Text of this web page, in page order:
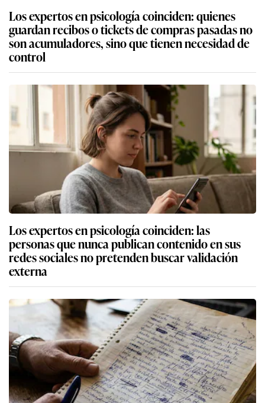
Los expertos en psicología coinciden: quienes
guardan recibos o tickets de compras pasadas no
son acumuladores, sino que tienen necesidad de
control
Los expertos en psicología coinciden: las
personas que nunca publican contenido en sus
redes sociales no pretenden buscar validación
externa